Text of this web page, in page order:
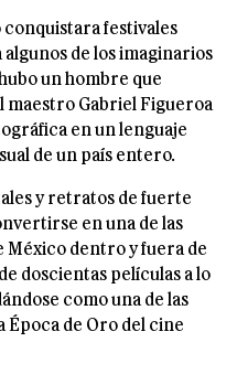
festivales
de los imaginarios
un hombre que
maestro Gabriel Figueroa
en un lenguaje
de un país entero.
y retratos de fuerte
en una de las
México dentro y fuera de
doscientas películas a lo
como una de las
Época de Oro del cine